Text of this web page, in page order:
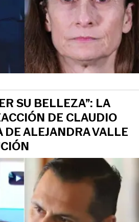
SU BELLEZA”: LA
DE CLAUDIO
DE ALEJANDRA VALLE